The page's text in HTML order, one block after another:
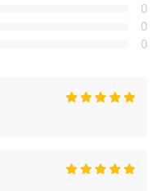
0
0
0